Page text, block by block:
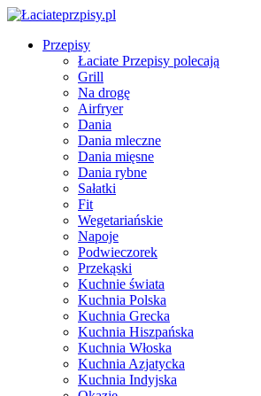
Przepisy
Łaciate Przepisy polecają
Grill
Na drogę
Airfryer
Dania
Dania mleczne
Dania mięsne
Dania rybne
Sałatki
Fit
Wegetariańskie
Napoje
Podwieczorek
Przekąski
Kuchnie świata
Kuchnia Polska
Kuchnia Grecka
Kuchnia Hiszpańska
Kuchnia Włoska
Kuchnia Azjatycka
Kuchnia Indyjska